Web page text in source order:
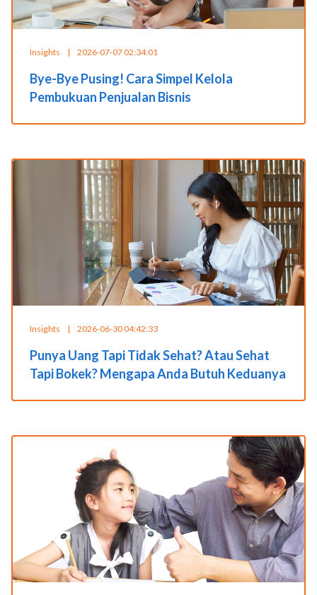
Insights | 2026-07-07 02:34:01
Bye-Bye Pusing! Cara Simpel Kelola
Pembukuan Penjualan Bisnis
Insights | 2026-06-30 04:42:33
Punya Uang Tapi Tidak Sehat? Atau Sehat
Tapi Bokek? Mengapa Anda Butuh Keduanya